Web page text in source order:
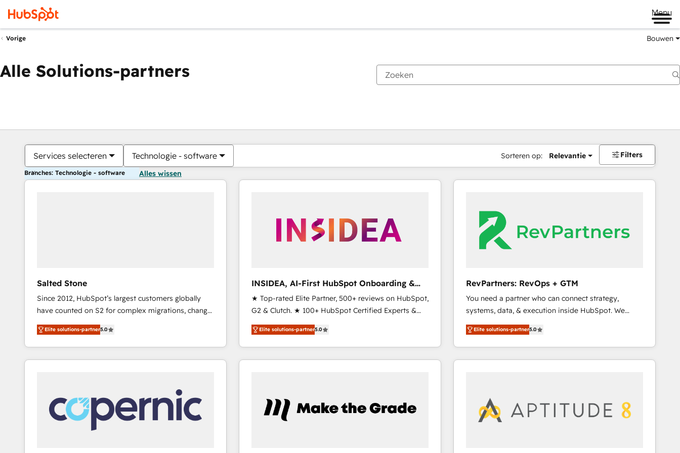
Menu
Vorige Bouwen
Alle Solutions-partners
Services selecteren Technologie - software Sorteren op: Relevantie Filters
Branches: Technologie - software Alles wissen
Salted Stone
Since 2012, HubSpot’s largest customers globally
have counted on S2 for complex migrations, change
management, systems integration, and creative
solutions that deliver measurable impact and
transform brand experiences As one of the few full-
service creative agencies in the HubSpot
regionalized HubSpot websites, integrated
marketing campaigns, & RevOps frameworks that
fuel long-term success We connect the entire
customer lifecycle through seamless integrations,
Elite solutions-partner5.0
INSIDEA, AI-First HubSpot Onboarding &
RevOps
★ Top-rated Elite Partner, 500+ reviews on HubSpot,
G2 & Clutch. ★ 100+ HubSpot Certified Experts &
Trainers across the team ★ 1,500+ implementations
across five continents ★ AI-First, RevOps-led,
Onboarding obsessed ★ Company of the Year
2024/25 INSIDEA helps growing companies turn
your time zone. What we do ➤ Onboarding: Live in
weeks, with workflows built around your business,
Elite solutions-partner5.0
RevPartners: RevOps + GTM
You need a partner who can connect strategy,
systems, data, & execution inside HubSpot. We
bridge the gap where most agencies fall short by
combining GTM strategy with technical execution to
solve the right problem with the right solution. As the
only firm in the world to hold Elite Partner
market execution. Why B2B Businesses Choose RP: -
Secure: Soc2 compliant 🛡️ - Pricing: Implementations
Elite solutions-partner5.0
Je bent momenteel opPagina
PaginaPaginaPaginaPaginaPaginaPaginaPaginaPaginaPaginaPagina